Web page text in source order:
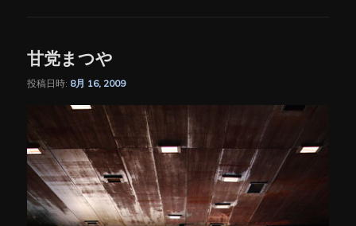
甘党まつや
投稿日時: 8月 16, 2009